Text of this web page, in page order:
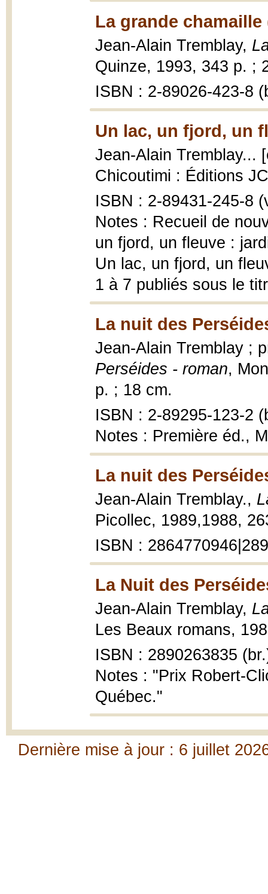
La grande chamaille
Jean-Alain Tremblay,
Quinze, 1993, 343 p. ;
ISBN : 2-89026-423-8
Un lac, un fjord, un
Jean-Alain Tremblay...
Chicoutimi : Éditions
ISBN : 2-89431-245-8
Notes : Recueil de
un fjord, un fleuve :
Un lac, un fjord, un
1 à 7 publiés sous le
La nuit des
Jean-Alain Tremblay ;
Perséides - roman,
p. ; 18 cm.
ISBN : 2-89295-123-2
Notes : Première éd.,
La nuit des
Jean-Alain Tremblay.,
Picollec, 1989,1988,
ISBN :
La Nuit des
Jean-Alain Tremblay,
Les Beaux romans,
ISBN : 2890263835
Notes : "Prix Robert-
Québec."
Dernière mise à jour : 6 juillet